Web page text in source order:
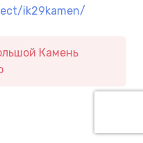
ik29kamen/
Камень